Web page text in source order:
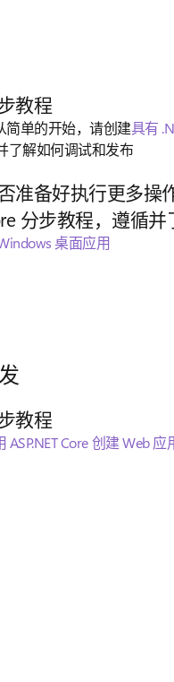
教程
简单的开始，请创建具有
了解如何调试和发布
准备好执行更多操
分步教程，遵循
桌面应用
教程
ASP.NET Core 创建 Web 应